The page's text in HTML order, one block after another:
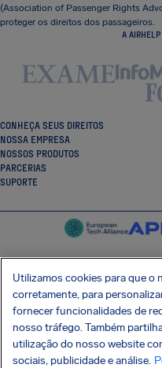
(Association of Passenger Rights
proteger os direitos dos passageiros.
A
CONHEÇA SEUS DIREITOS
NOSSA EMPRESA
NOSSOS PRODUTOS
PARCERIAS
SUPORTE
BAIXE
Utilizamos cookies para que o
corretamente, para
fornecer funcionalidades de
nosso tráfego. Também
utilização do nosso website
sociais, publicidade e análise.